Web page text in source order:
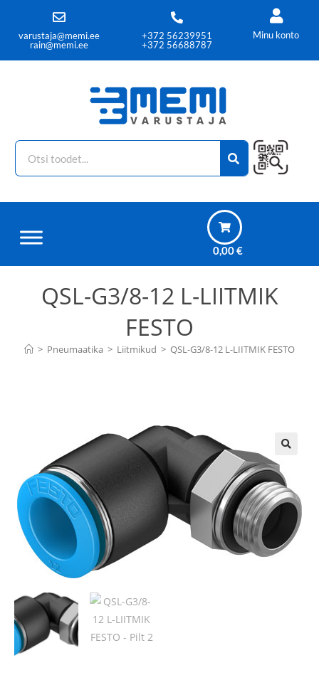
varustaja@memi.ee
rain@memi.ee
+372 56239951
+372 56688787
Minu konto
0,00€
QSL-G3/8-12 L-LIITMIK
FESTO
> Pneumaatika > Liitmikud > QSL-G3/8-12 L-LIITMIK FESTO